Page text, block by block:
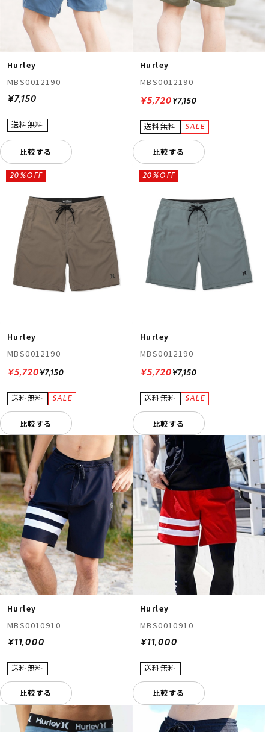
Hurley
MBS0012190
¥7,150
比較する
Hurley
MBS0012190
¥7,150
¥5,720
比較する
Hurley
MBS0012190
¥7,150
20%OFF
¥5,720
比較する
Hurley
MBS0012190
¥7,150
20%OFF
¥5,720
比較する
Hurley
MBS0010910
¥11,000
比較する
Hurley
MBS0010910
¥11,000
比較する